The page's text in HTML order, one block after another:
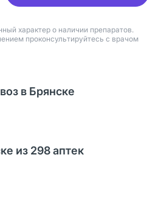
характер о наличии препаратов.
проконсультируйтесь с врачом
в Брянске
из 298 аптек